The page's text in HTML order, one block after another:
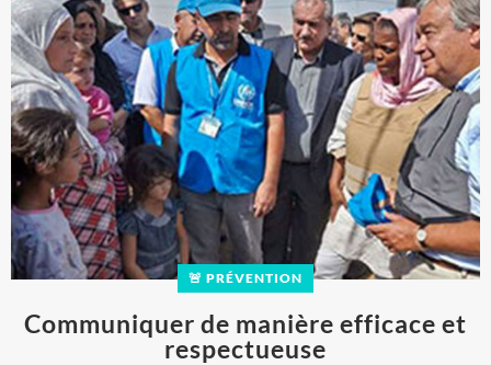
🚨 PRÉVENTION
Communiquer de manière efficace et
respectueuse